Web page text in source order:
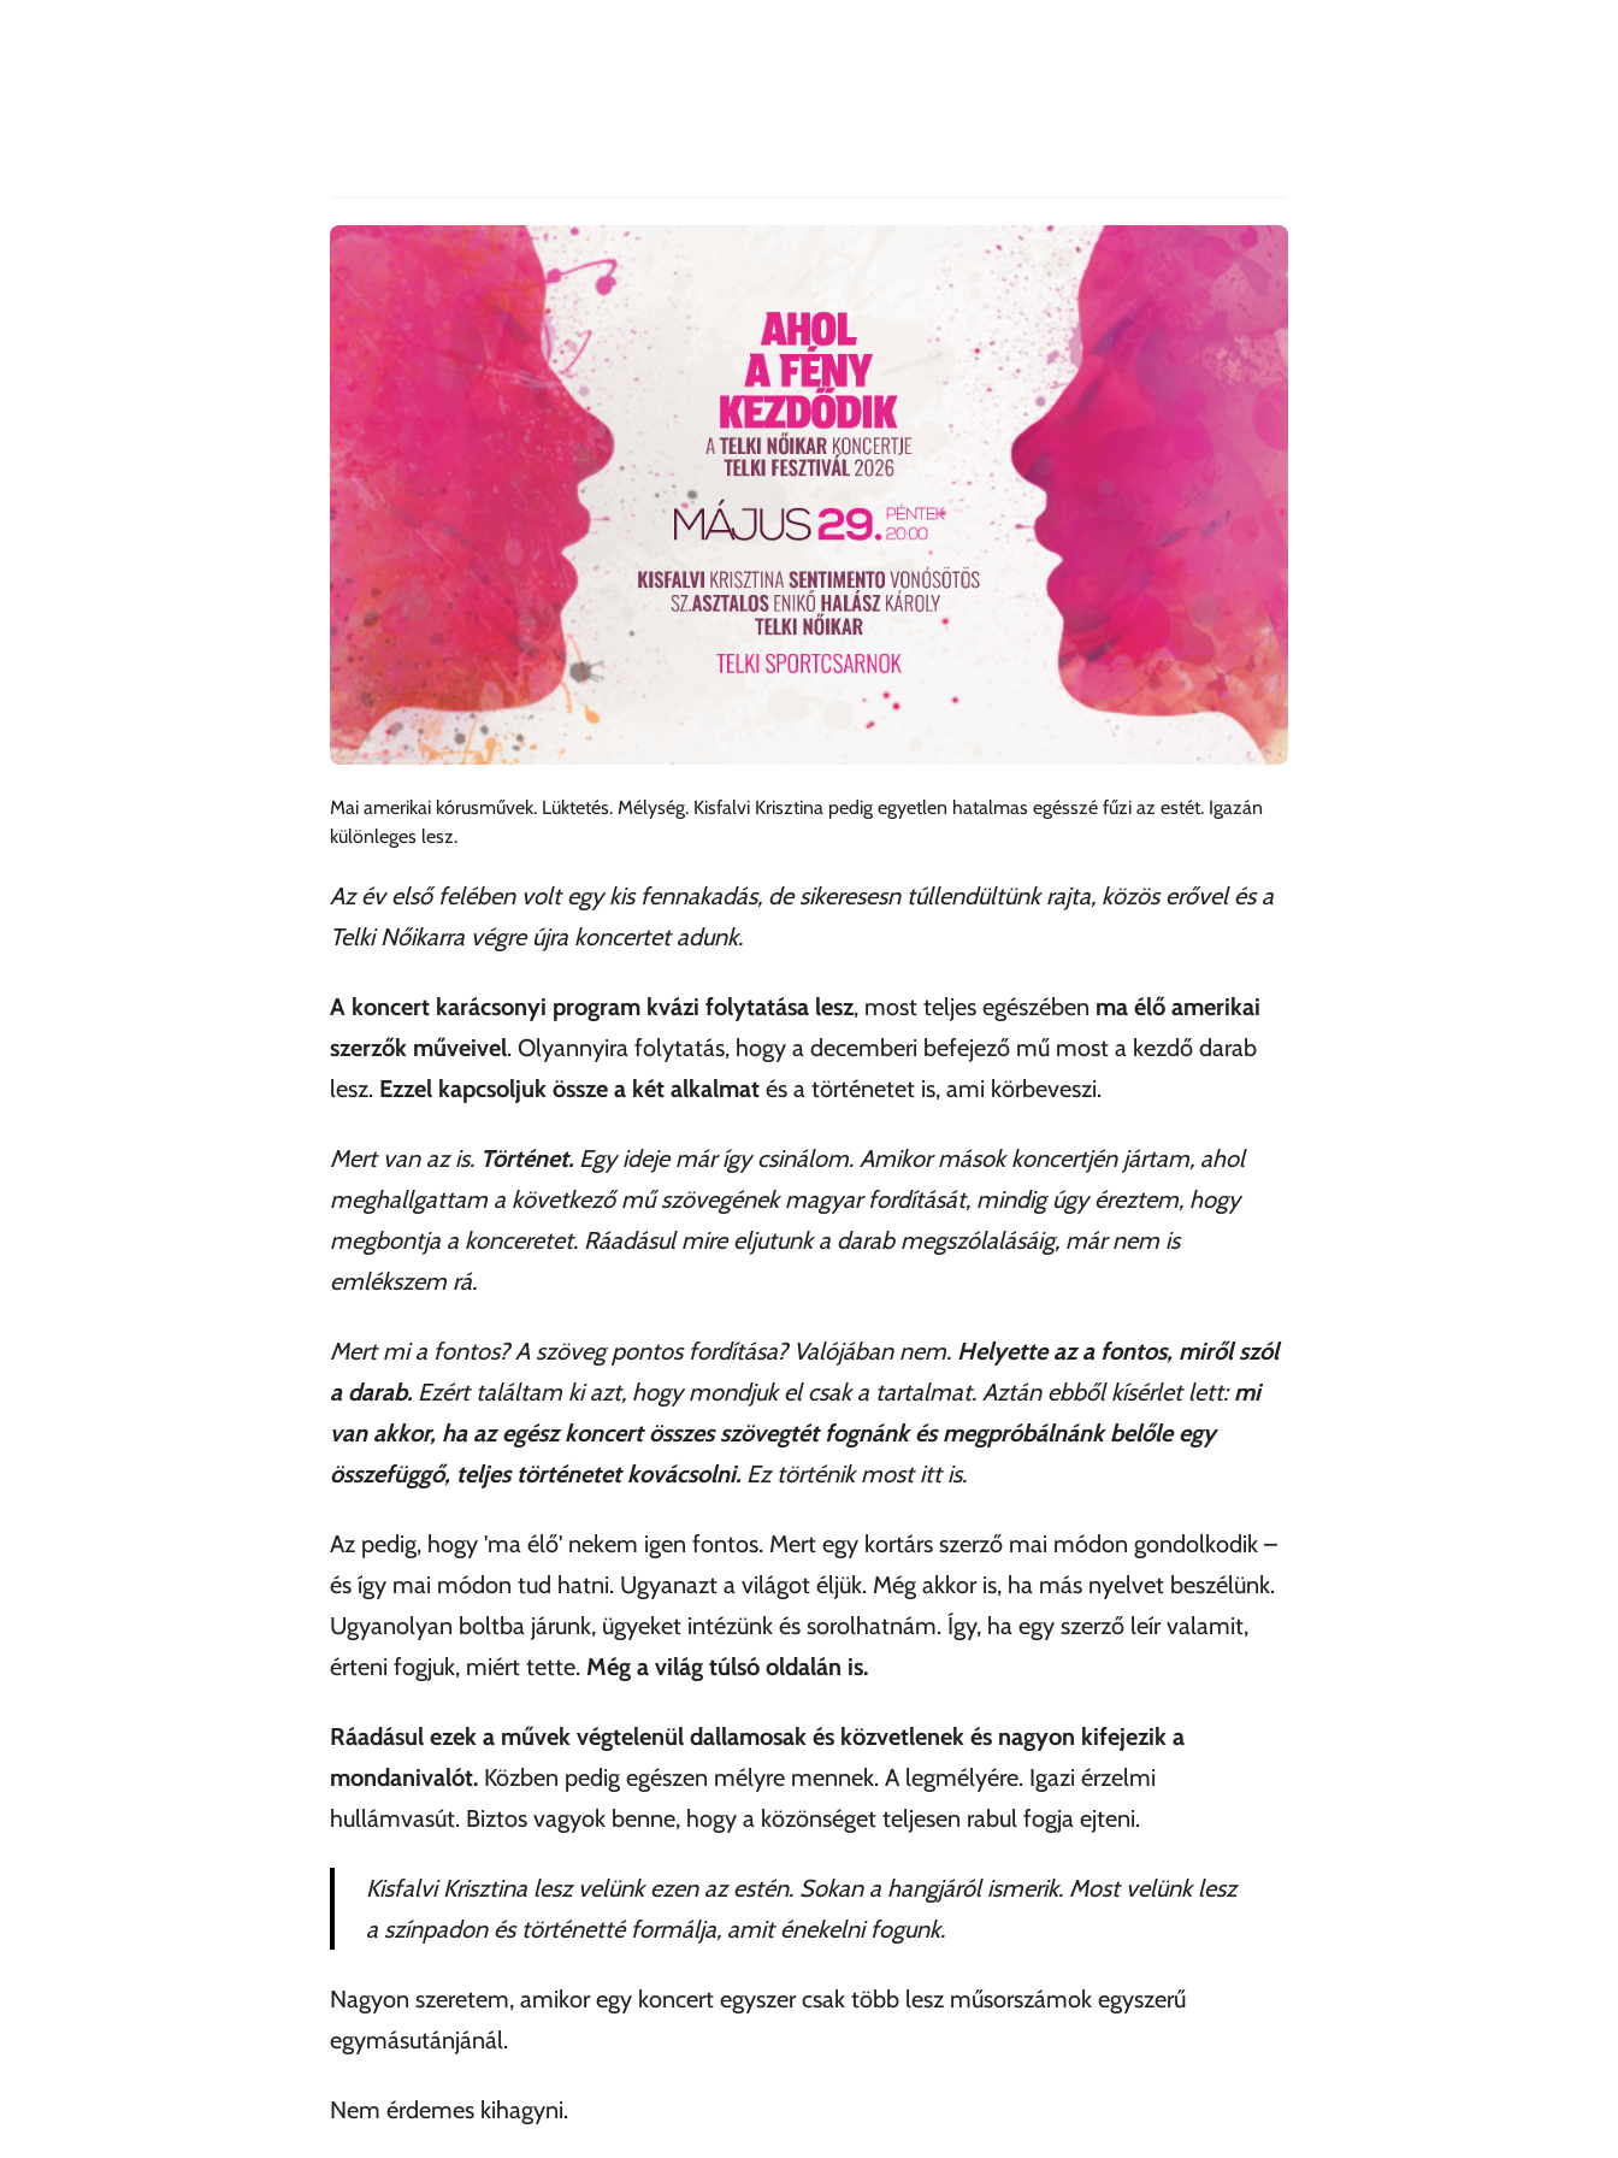
Mai amerikai kórusművek. Lüktetés. Mélység. Kisfalvi Krisztina pedig egyetlen hatalmas egésszé fűzi az estét. Igazán
különleges lesz.
Az év első felében volt egy kis fennakadás, de sikeresesn túllendültünk rajta, közös erővel és a
Telki Nőikarra végre újra koncertet adunk.
A koncert karácsonyi program kvázi folytatása lesz, most teljes egészében ma élő amerikai
szerzők műveivel. Olyannyira folytatás, hogy a decemberi befejező mű most a kezdő darab
lesz. Ezzel kapcsoljuk össze a két alkalmat és a történetet is, ami körbeveszi.
Mert van az is. Történet. Egy ideje már így csinálom. Amikor mások koncertjén jártam, ahol
meghallgattam a következő mű szövegének magyar fordítását, mindig úgy éreztem, hogy
megbontja a konceretet. Ráadásul mire eljutunk a darab megszólalásáig, már nem is
emlékszem rá.
Mert mi a fontos? A szöveg pontos fordítása? Valójában nem. Helyette az a fontos, miről szól
a darab. Ezért találtam ki azt, hogy mondjuk el csak a tartalmat. Aztán ebből kísérlet lett:mi
van akkor, ha az egész koncert összes szövegtét fognánk és megpróbálnánk belőle egy
összefüggő, teljes történetet kovácsolni. Ez történik most itt is.
Az pedig, hogy 'ma élő' nekem igen fontos. Mert egy kortárs szerző mai módon gondolkodik –
és így mai módon tud hatni. Ugyanazt a világot éljük. Még akkor is, ha más nyelvet beszélünk.
Ugyanolyan boltba járunk, ügyeket intézünk és sorolhatnám. Így, ha egy szerző leír valamit,
érteni fogjuk, miért tette. Még a világ túlsó oldalán is.
Ráadásul ezek a művek végtelenül dallamosak és közvetlenek és nagyon kifejezik a
mondanivalót. Közben pedig egészen mélyre mennek. A legmélyére. Igazi érzelmi
hullámvasút. Biztos vagyok benne, hogy a közönséget teljesen rabul fogja ejteni.
Kisfalvi Krisztina lesz velünk ezen az estén. Sokan a hangjáról ismerik. Most velünk lesz
a színpadon és történetté formálja, amit énekelni fogunk.
Nagyon szeretem, amikor egy koncert egyszer csak több lesz műsorszámok egyszerű
egymásutánjánál.
Nem érdemes kihagyni.